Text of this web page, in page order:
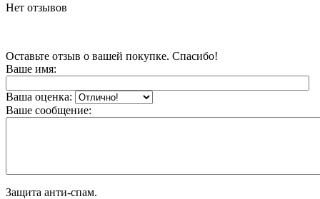
Нет отзывов
Оставьте отзыв о вашей покупке. Спасибо!
Ваше имя:
Ваша оценка:
Ваше сообщение:
Защита анти-спам.